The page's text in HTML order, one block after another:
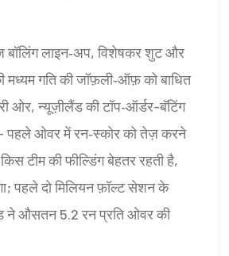
बॉलिंग लाइन‑अप, विशेषकर शुट और
मध्यम गति की जॉफ़ली‑ऑफ़ को बाधित
ओर, न्यूज़ीलैंड की टॉप‑ऑर्डर-बॅटिंग
ओवर में रन‑स्कोर को तेज़ करने
टीम की फील्डिंग बेहतर रहती है,
पहले दो मिलियन फ़ॉल्ट सेशन के
ने औसतन 5.2 रन प्रति ओवर की